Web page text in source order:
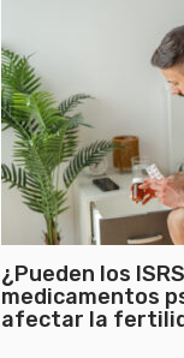
¿Pueden los
medicamentos
afectar la